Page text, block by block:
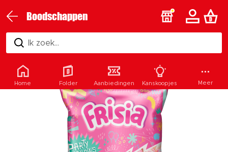
Boodschappen
Ik zoek...
Home Folder Aanbiedingen Kanskoopjes Meer